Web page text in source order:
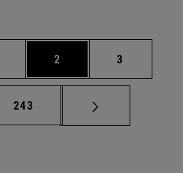
Página
2 Página
3
intermedias Use TAB para
Página
243